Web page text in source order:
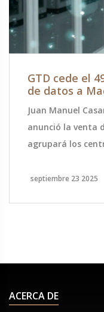
GTD cede el
de datos a
Juan Manuel
anunció la venta
agrupará los
capital y
mercado
2029.
septiembre 23 2025
ACERCA DE